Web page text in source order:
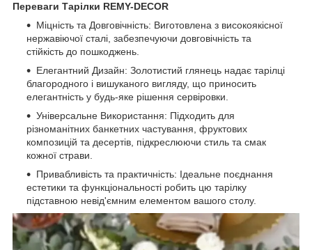
Переваги Тарілки REMY-DECOR
Міцність та Довговічність: Виготовлена з високоякісної
нержавіючої сталі, забезпечуючи довговічність та
стійкість до пошкоджень.
Елегантний Дизайн: Золотистий глянець надає тарілці
благородного і вишуканого вигляду, що приносить
елегантність у будь-яке рішення сервіровки.
Універсальне Використання: Підходить для
різноманітних банкетних частування, фруктових
композицій та десертів, підкреслюючи стиль та смак
кожної страви.
Привабливість та практичність: Ідеальне поєднання
естетики та функціональності робить цю тарілку
підставною невід'ємним елементом вашого столу.